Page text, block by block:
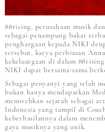
88rising, perusahaan musik
sebagai penampung bakat
penghargaan kepada NIKI
tersebut, karya perhiasan
kekeluargaan di dalam
NIKI dapat bersama-sama
Sebagai penyanyi yang telah
bukan hanya mendapatkan
menorehkan sejarah sebagai
Indonesia yang tampil di
keberhasilannya dalam
gaya musiknya yang unik.